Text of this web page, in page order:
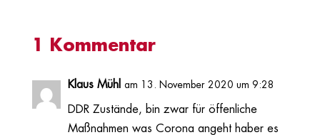
1 Kommentar
Klaus Mühl am 13. November 2020 um 9:28
DDR Zustände, bin zwar für öffenliche
Maßnahmen was Corona angeht haber es